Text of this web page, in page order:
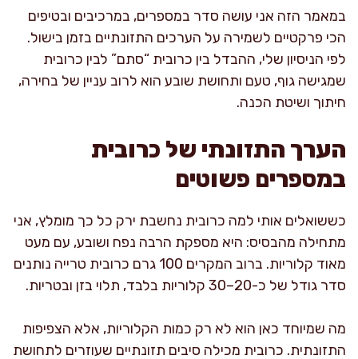
במאמר הזה אני עושה סדר במספרים, במרכיבים ובטיפים
הכי פרקטיים לשמירה על הערכים התזונתיים בזמן בישול.
לפי הניסיון שלי, ההבדל בין כרובית “סתם” לבין כרובית
שמגישה גוף, טעם ותחושת שובע הוא לרוב עניין של בחירה,
חיתוך ושיטת הכנה.
הערך התזונתי של כרובית
במספרים פשוטים
כששואלים אותי למה כרובית נחשבת ירק כל כך מומלץ, אני
מתחילה מהבסיס: היא מספקת הרבה נפח ושובע, עם מעט
מאוד קלוריות. ברוב המקרים 100 גרם כרובית טרייה נותנים
סדר גודל של כ-20–30 קלוריות בלבד, תלוי בזן ובטריות.
מה שמיוחד כאן הוא לא רק כמות הקלוריות, אלא הצפיפות
התזונתית. כרובית מכילה סיבים תזונתיים שעוזרים לתחושת